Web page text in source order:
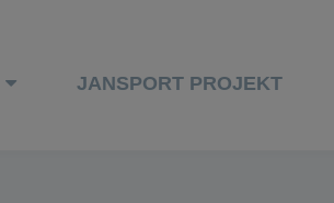
JANSPORT PROJEKT